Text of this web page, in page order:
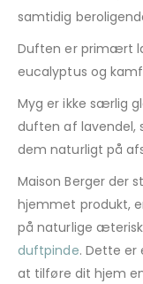
samtidig
Duften er primært
eucalyptus og
Myg er ikke særlig
duften af lavendel,
dem naturligt på
Maison Berger der
hjemmet produkt,
på naturlige
duftpinde. Dette er
at tilføre dit hjem